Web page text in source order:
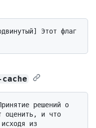
оценить, и что
из